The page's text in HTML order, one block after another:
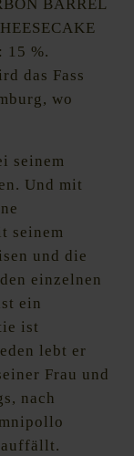
BARREL
15 %.
das Fass
wo
seinem
Und mit
seinem
und die
einzelnen
ein
ist
lebt er
Frau und
nach